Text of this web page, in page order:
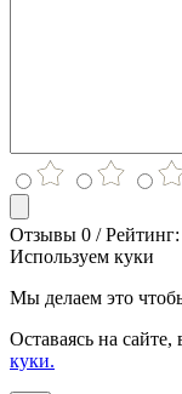
Отзывы 0 /
Используем куки
Мы делаем это
Оставаясь на сайте,
куки.